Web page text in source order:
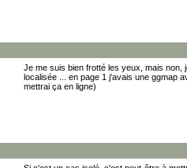
Je me suis bien frotté les yeux, mais non,
localisée ... en page 1 j'avais une ggmap
mettrai ça en ligne)